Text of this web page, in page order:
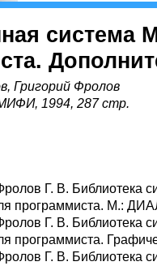
система
Григорий Фролов
1994, 287 стр.
Г. В. Библиотека
программиста. М.:
Г. В. Библиотека
программиста.
Г. В. Библиотека